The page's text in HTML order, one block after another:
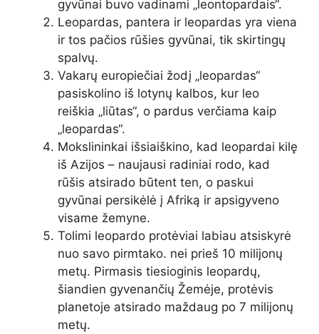
gyvūnai buvo vadinami „leontopardais“.
Leopardas, pantera ir leopardas yra viena
ir tos pačios rūšies gyvūnai, tik skirtingų
spalvų.
Vakarų europiečiai žodį „leopardas“
pasiskolino iš lotynų kalbos, kur leo
reiškia „liūtas“, o pardus verčiama kaip
„leopardas“.
Mokslininkai išsiaiškino, kad leopardai kilę
iš Azijos – naujausi radiniai rodo, kad
rūšis atsirado būtent ten, o paskui
gyvūnai persikėlė į Afriką ir apsigyveno
visame žemyne.
Tolimi leopardo protėviai labiau atsiskyrė
nuo savo pirmtako. nei prieš 10 milijonų
metų. Pirmasis tiesioginis leopardų,
šiandien gyvenančių Žemėje, protėvis
planetoje atsirado maždaug po 7 milijonų
metų.